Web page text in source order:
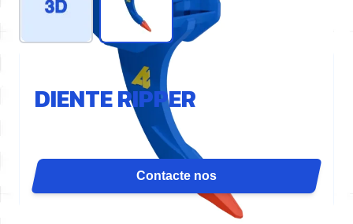
DIENTE RIPPER
El diente desgarrador D31 concentra la fuerza del
cilindro en un solo punto para una máxima
penetración. Es ideal para demolición de losas,
Disponible para excavadoras de 12 a 16 toneladas.
Contacte nos